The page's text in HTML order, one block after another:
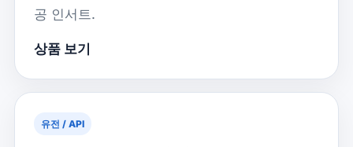
공 인서트.
상품 보기
유전 / API